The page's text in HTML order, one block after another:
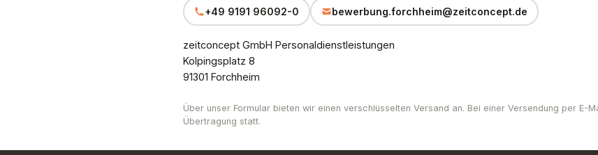
+49 9191 96092-0 bewerbung.forchheim@zeitconcept.de
zeitconcept GmbH Personaldienstleistungen
Kolpingsplatz 8
91301 Forchheim
Über unser Formular bieten wir einen verschlüsselten Versand an. Bei einer Versendung per E-
Übertragung statt.